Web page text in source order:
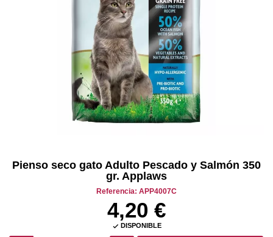
Pienso seco gato Adulto Pescado y Salmón 350
gr. Applaws
Referencia: APP4007C
4,20 €
 DISPONIBLE